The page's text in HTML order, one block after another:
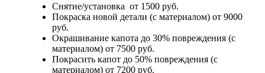
Снятие/установка от 1500 руб.
Покраска новой детали (с материалом) от 9000
руб.
Окрашивание капота до 30% повреждения (с
материалом) от 7500 руб.
Покрасить капот до 50% повреждения (с
материалом) от 7200 руб.